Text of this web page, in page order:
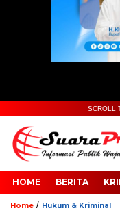
SCROLL
HOME BERITA
Home / Hukum & Kriminal